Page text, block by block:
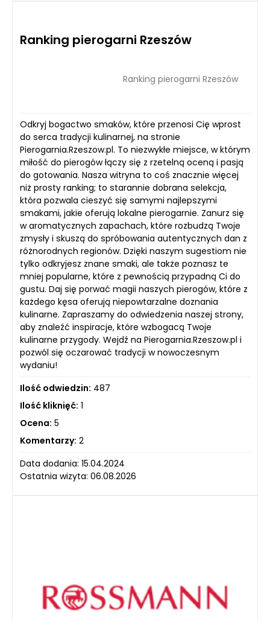
Ranking pierogarni Rzeszów
Ranking pierogarni Rzeszów
Odkryj bogactwo smaków, które przenosi Cię wprost
do serca tradycji kulinarnej, na stronie
Pierogarnia.Rzeszow.pl. To niezwykłe miejsce, w którym
miłość do pierogów łączy się z rzetelną oceną i pasją
do gotowania. Nasza witryna to coś znacznie więcej
niż prosty ranking; to starannie dobrana selekcja,
która pozwala cieszyć się samymi najlepszymi
smakami, jakie oferują lokalne pierogarnie. Zanurz się
w aromatycznych zapachach, które rozbudzą Twoje
zmysły i skuszą do spróbowania autentycznych dan z
różnorodnych regionów. Dzięki naszym sugestiom nie
tylko odkryjesz znane smaki, ale także poznasz te
mniej popularne, które z pewnością przypadną Ci do
gustu. Daj się porwać magii naszych pierogów, które z
każdego kęsa oferują niepowtarzalne doznania
kulinarne. Zapraszamy do odwiedzenia naszej strony,
aby znaleźć inspiracje, które wzbogacą Twoje
kulinarne przygody. Wejdź na Pierogarnia.Rzeszow.pl i
pozwól się oczarować tradycji w nowoczesnym
wydaniu!
Ilość odwiedzin: 487
Ilość kliknięć: 1
Ocena: 5
Komentarzy: 2
Data dodania: 15.04.2024
Ostatnia wizyta: 06.08.2026